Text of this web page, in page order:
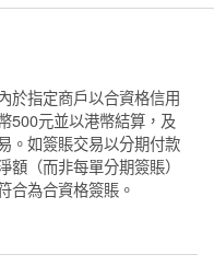
於指定商戶以合資格信用
500元並以港幣結算，及
。如簽賬交易以分期付款
（而非每單分期簽賬）
合為合資格簽賬。